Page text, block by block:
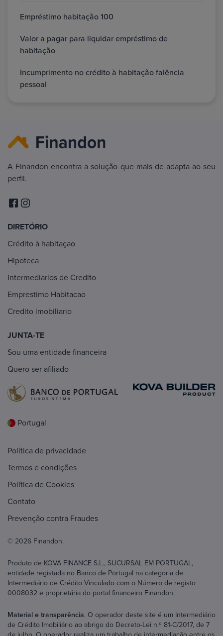
Empréstimo habitação 100
Valor a pagar para liquidar empréstimo de
habitação
Incumprimento no crédito à habitação falência
pessoal
A Finandon encontra a solução que mais de adapta ao seu
perfil.
DIRETÓRIO
Crédito à habitaçao
Hipoteca
Intermediarios de Credito
Emprestimo Habitacao
Credito imobiliario
JUNTA-TE
Sou uma entidade financeira
Quero ser afiliado
Portugal
Política de privacidade
Termos e condições
Política de Cookies
Contato
Prevenção contra Fraudes
© 2026 Finandon.
Produto de KOVA FINANCE S.L., SUCURSAL EM PORTUGAL,
entidade registada no Banco de Portugal na categoria de
Intermediário de Crédito Vinculado com o Número de registo
0008032 e proprietária do portal financeiro Finandon.
Material e transparência. O operador deste site é um Intermediário
de Crédito Imobiliário ao abrigo do Decreto-Lei n.º 81-C/2017, de 7